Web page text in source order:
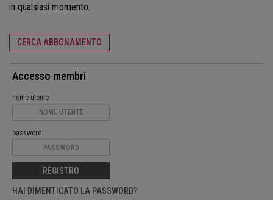
in qualsiasi momento.
CERCA ABBONAMENTO
Accesso membri
nome utente
password
REGISTRO
HAI DIMENTICATO LA PASSWORD?